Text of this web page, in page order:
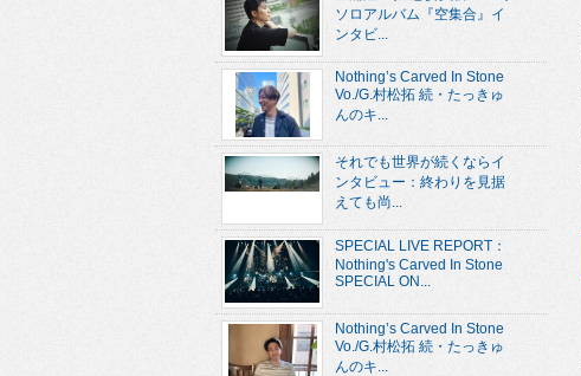
ソロアルバム『空集合』イ
ンタビ...
Nothing’s Carved In Stone
Vo./G.村松拓 続・たっきゅ
んのキ...
それでも世界が続くならイ
ンタビュー：終わりを見据
えても尚...
SPECIAL LIVE REPORT：
Nothing's Carved In Stone
SPECIAL ON...
Nothing’s Carved In Stone
Vo./G.村松拓 続・たっきゅ
んのキ...